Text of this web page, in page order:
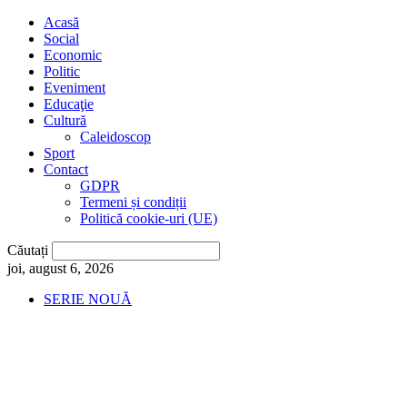
Acasă
Social
Economic
Politic
Eveniment
Educaţie
Cultură
Caleidoscop
Sport
Contact
GDPR
Termeni și condiții
Politică cookie-uri (UE)
Căutați
joi, august 6, 2026
SERIE NOUĂ